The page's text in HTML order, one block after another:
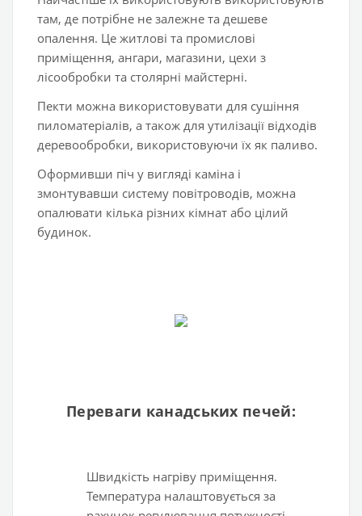
там, де потрібне не залежне та дешеве
опалення. Це житлові та промислові
приміщення, ангари, магазини, цехи з
лісообробки та столярні майстерні.
Пекти можна використовувати для сушіння
пиломатеріалів, а також для утилізації відходів
деревообробки, використовуючи їх як паливо.
Оформивши піч у вигляді каміна і
змонтувавши систему повітроводів, можна
опалювати кілька різних кімнат або цілий
будинок.
Переваги канадських печей:
Швидкість нагріву приміщення.
Температура налаштовується за